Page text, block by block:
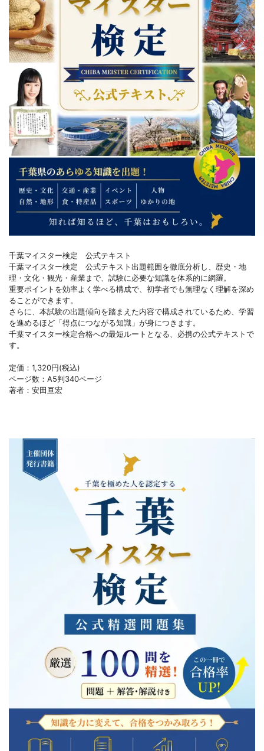
千葉マイスター検定 公式テキスト
千葉マイスター検定 公式テキスト出題範囲を徹底分析し、歴史・地
理・文化・観光・産業まで、試験に必要な知識を体系的に網羅。
重要ポイントを効率よく学べる構成で、初学者でも無理なく理解を深め
ることができます。
さらに、本試験の出題傾向を踏まえた内容で構成されているため、学習
を進めるほど「得点につながる知識」が身につきます。
千葉マイスター検定合格への最短ルートとなる、必携の公式テキストで
す。
定価：1,320円(税込)
ページ数：A5判340ページ
著者：安田亘宏